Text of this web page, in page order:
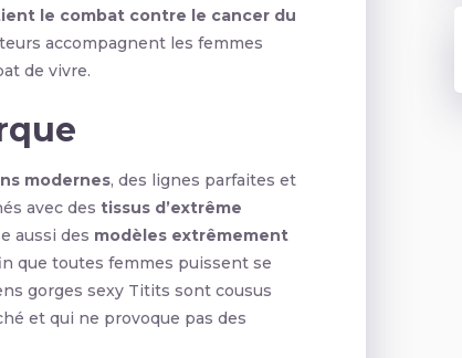
le combat contre le cancer du
accompagnent les femmes
de vivre.
modernes, des lignes parfaites et
avec des tissus d’extrême
aussi des modèles extrêmement
que toutes femmes puissent se
gorges sexy Titits sont cousus
et qui ne provoque pas des